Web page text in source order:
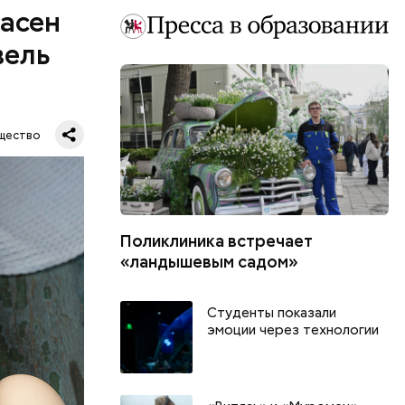
Поликлиника встречает
«ландышевым садом»
Студенты показали
эмоции через технологии